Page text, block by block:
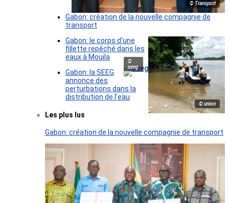
© Transport
Gabon: création de la nouvelle compagnie de
transport
© union
Gabon: le corps d’une
fillette repêché dans les
eaux à Mouila
©
seeg
Gabon: la SEEG
annonce des
perturbations dans la
distribution de l’eau
Les plus lus
Gabon: création de la nouvelle compagnie de transport